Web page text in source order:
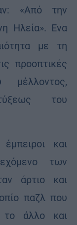
«Από την
Ηλεία». Ενα
με τη
προοπτικές
του
και
των
άρτιο και
παζλ που
άλλο και